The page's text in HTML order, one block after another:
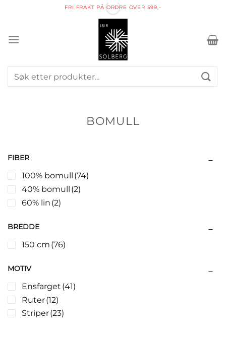
FRI FRAKT PÅ ORDRE OVER 599,-
Søk
etter:
BOMULL
FIBER
100% bomull
(74)
40% bomull
(2)
60% lin (2)
BREDDE
150 cm (76)
MOTIV
Ensfarget (41)
Ruter(12)
Striper(23)